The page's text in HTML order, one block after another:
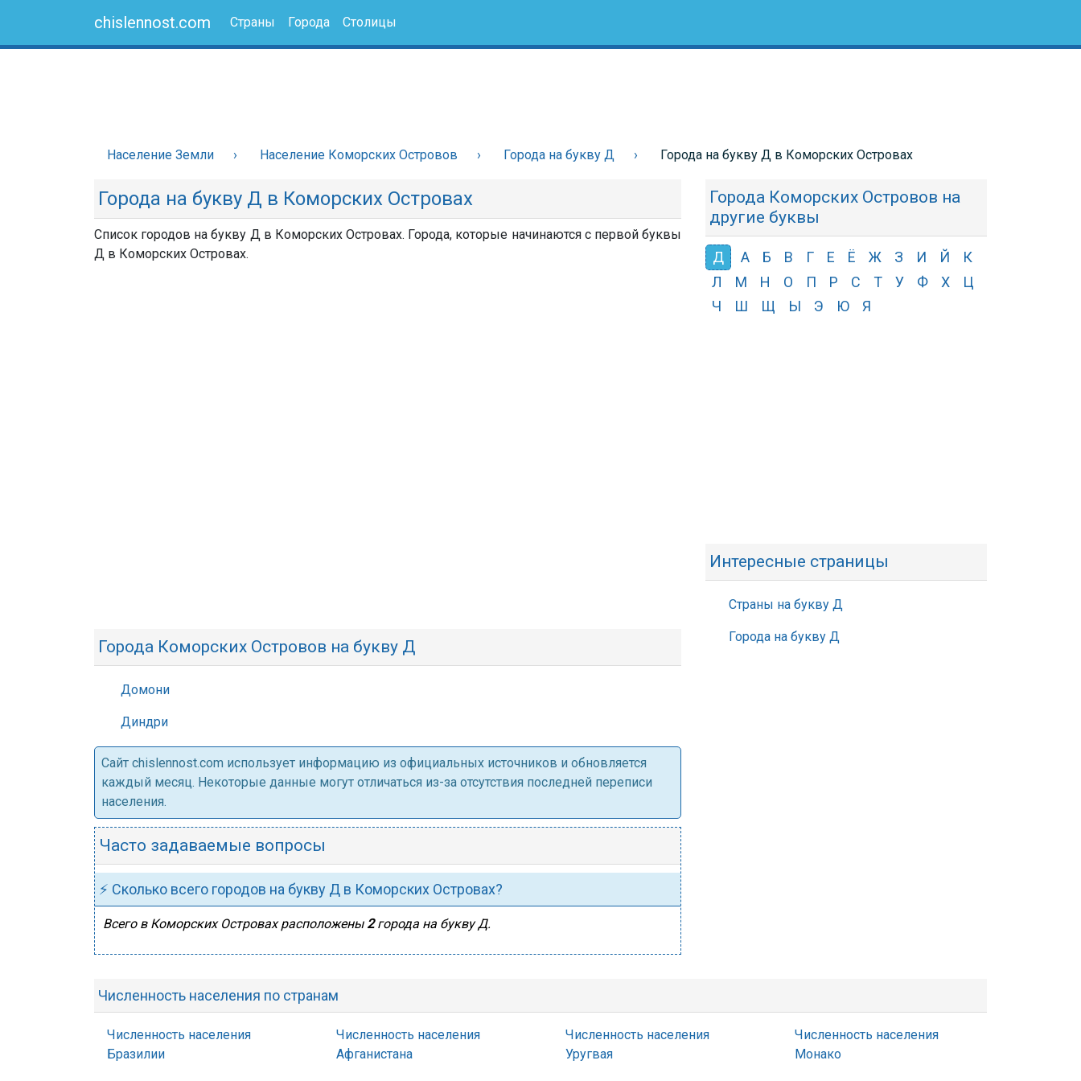
chislennost.com Страны Города Столицы
Население Земли Население Коморских Островов Города на букву Д Города на букву Д в Коморских Островах
Города на букву Д в Коморских Островах
Список городов на букву Д в Коморских Островах. Города, которые начинаются с первой буквы
Д в Коморских Островах.
Города Коморских Островов на букву Д
Домони
Диндри
Cайт chislennost.com использует информацию из официальных источников и обновляется
каждый месяц. Некоторые данные могут отличаться из-за отсутствия последней переписи
населения.
Часто задаваемые вопросы
⚡ Сколько всего городов на букву Д в Коморских Островах?
Всего в Коморских Островах расположены 2города на букву Д.
Города Коморских Островов на
другие буквы
Д А Б В Г Е Ё Ж З И Й
К
Л
М Н О П Р С Т У Ф Х
Ц
Ч
Ш Щ Ы Э Ю Я
Интересные страницы
Страны на букву Д
Города на букву Д
Численность населения по странам
Численность населения
Бразилии
Численность населения
Афганистана
Численность населения
Уругвая
Численность населения
Монако